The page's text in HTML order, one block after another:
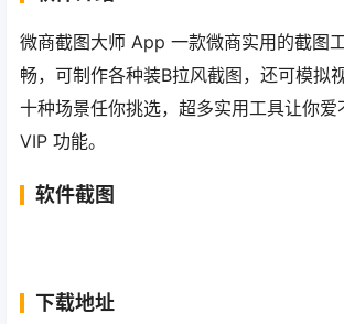
微商截图大师 App 一款微商实用的截图
畅，可制作各种装B拉风截图，还可模拟
十种场景任你挑选，超多实用工具让你爱
VIP 功能。
软件截图
下载地址